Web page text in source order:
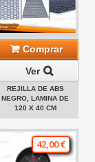
Comprar
Ver
REJILLA DE ABS
NEGRO, LAMINA DE
120 X 40 CM
42,00 €